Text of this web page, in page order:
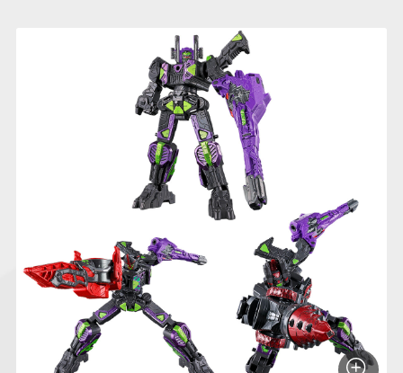
仮面ライダーシリー
プリキュアシリーズ
ガンダムシリーズ アンパンマン
キャラパキ
チョコサプ
にふぉるめーしょん
＆スクエアシール
ポケモンスケールワ
ールド